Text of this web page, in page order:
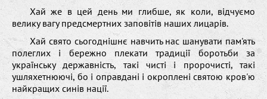
Хай же в цей день ми глибше, як коли, відчуємо
велику вагу предсмертних заповітів наших лицарів.
Хай свято сьогоднішнє навчить нас шанувати пам'ять
полеглих і бережно плекати традиції боротьби за
українську державність, такі чисті і пророчисті, такі
ушляхетнюючі, бо і оправдані і окроплені святою кров'ю
найкращих синів нації.